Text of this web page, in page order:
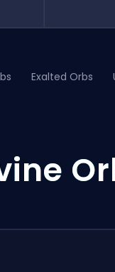
Exalted Orbs